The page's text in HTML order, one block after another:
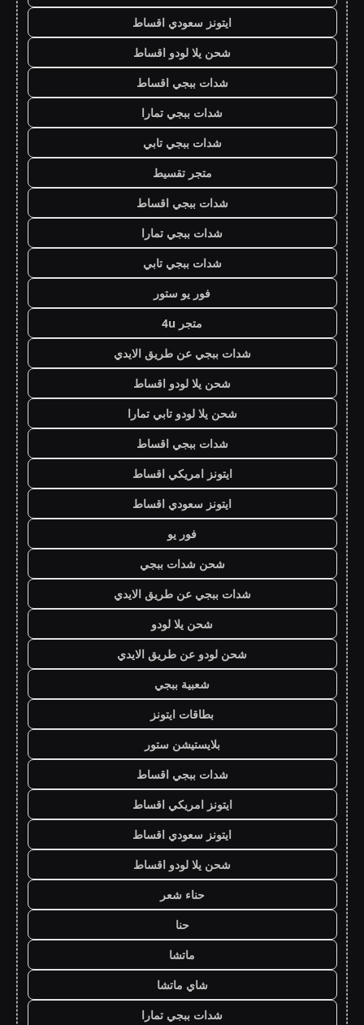
ايتونز سعودي اقساط
شحن يلا لودو اقساط
شدات ببجي اقساط
شدات ببجي تمارا
شدات ببجي تابي
متجر تقسيط
شدات ببجي اقساط
شدات ببجي تمارا
شدات ببجي تابي
فور يو ستور
متجر 4u
شدات ببجي عن طريق الايدي
شحن يلا لودو اقساط
شحن يلا لودو تابي تمارا
شدات ببجي اقساط
ايتونز امريكي اقساط
ايتونز سعودي اقساط
فور يو
شحن شدات ببجي
شدات ببجي عن طريق الايدي
شحن يلا لودو
شحن لودو عن طريق الايدي
شعبية ببجي
بطاقات ايتونز
بلايستيشن ستور
شدات ببجي اقساط
ايتونز امريكي اقساط
ايتونز سعودي اقساط
شحن يلا لودو اقساط
حناء شعر
حنا
ماتشا
شاي ماتشا
شدات ببجي تمارا